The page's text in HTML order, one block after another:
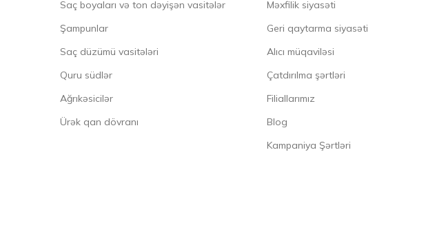
Saç boyaları və ton dəyişən vasitələr
Şampunlar
Saç düzümü vasitələri
Quru südlər
Ağrıkəsicilər
Ürək qan dövranı
Məxfilik siyasəti
Geri qaytarma siyasəti
Alıcı müqaviləsi
Çatdırılma şərtləri
Filiallarımız
Blog
Kampaniya Şərtləri